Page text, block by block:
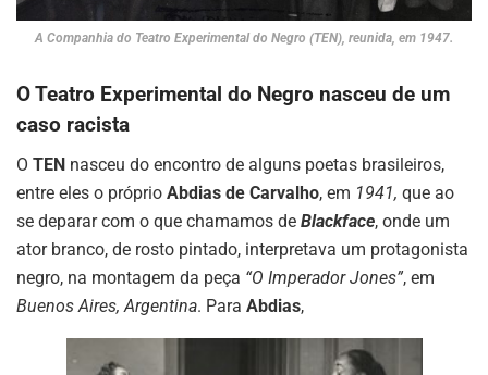
A Companhia do Teatro Experimental do Negro (TEN), reunida, em 1947.
O Teatro Experimental do Negro nasceu de um
caso racista
O TEN nasceu do encontro de alguns poetas brasileiros,
entre eles o próprio Abdias de Carvalho, em 1941, que ao
se deparar com o que chamamos de Blackface, onde um
ator branco, de rosto pintado, interpretava um protagonista
negro, na montagem da peça “O Imperador Jones”, em
Buenos Aires, Argentina. Para Abdias,